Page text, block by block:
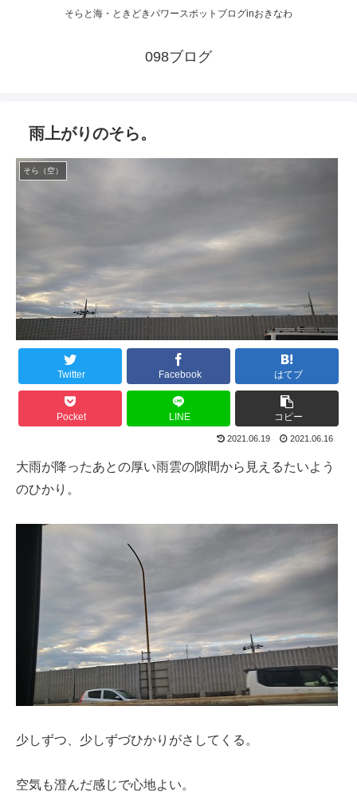
そらと海・ときどきパワースポットブログinおきなわ
098ブログ
雨上がりのそら。
そら（空）
Twitter Facebook はてブ
Pocket LINE コピー
2021.06.19 2021.06.16
大雨が降ったあとの厚い雨雲の隙間から見えるたいよう
のひかり。
少しずつ、少しずづひかりがさしてくる。
空気も澄んだ感じで心地よい。